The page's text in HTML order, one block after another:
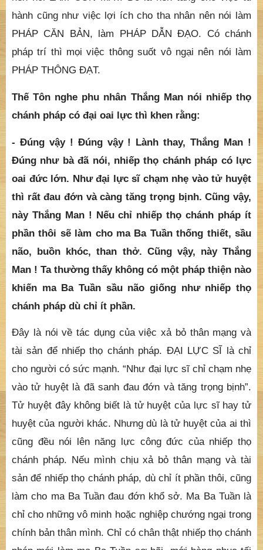
trợ duyên cho chánh pháp hiển lộ. Cho nên, quan
trọng vẫn là nhiếp thọ chánh pháp. Vì thế nói “Như Lai
lấy đó làm con mắt, làm pháp căn bản, làm pháp dẫn
đạo, làm pháp thông đạt”. Nhiếp thọ chánh pháp thì có
chánh pháp trí. Có chánh pháp trí thì không lầm lẫn
nên nói LÀM CON MẮT. Đó là nền tảng cho việc tu
hành cũng như việc lợi ích cho tha nhân nên nói làm
pháp trí thì mọi việc thông suốt vô ngại nên nói làm
PHÁP THÔNG ĐẠT.
Thế Tôn nghe phu nhân Thắng Man nói nhiếp thọ
chánh pháp có đại oai lực thì khen rằng:
- Đúng vậy ! Đúng vậy ! Lành thay, Thắng Man !
Đúng như bà đã nói, nhiếp thọ chánh pháp có lực
oai đức lớn. Như đại lực sĩ chạm nhẹ vào tử huyệt
thì rất đau đớn và càng tăng trọng bịnh. Cũng vậy,
này Thắng Man ! Nếu chỉ nhiếp thọ chánh pháp ít
phần thôi sẽ làm cho ma Ba Tuần thống thiết, sầu
não, buồn khóc, than thở. Cũng vậy, này Thắng
Man ! Ta thường thấy không có một pháp thiện nào
khiến ma Ba Tuần sầu não giống như nhiếp thọ
chánh pháp dù chỉ ít phần.
Đây là nói về tác dụng của việc xả bỏ thân mạng và
tài sản để nhiếp thọ chánh pháp. ĐẠI LỰC SĨ là chỉ
cho người có sức mạnh. “Như đại lực sĩ chỉ chạm nhẹ
vào tử huyệt là đã sanh đau đớn và tăng trọng bịnh”.
Tử huyệt đây không biết là tử huyệt của lực sĩ hay tử
huyệt của người khác. Nhưng dù là tử huyệt của ai thì
cũng đều nói lên năng lực công đức của nhiếp thọ